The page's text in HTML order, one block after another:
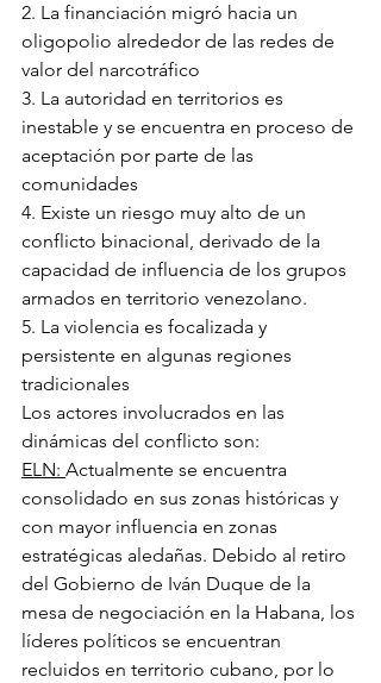
2. La financiación migró hacia un
oligopolio alrededor de las redes de
valor del narcotráfico
3. La autoridad en territorios es
inestable y se encuentra en proceso de
aceptación por parte de las
comunidades
4. Existe un riesgo muy alto de un
conflicto binacional, derivado de la
capacidad de influencia de los grupos
armados en territorio venezolano.
5. La violencia es focalizada y
persistente en algunas regiones
tradicionales
Los actores involucrados en las
dinámicas del conflicto son:
ELN: Actualmente se encuentra
consolidado en sus zonas históricas y
con mayor influencia en zonas
estratégicas aledañas. Debido al retiro
del Gobierno de Iván Duque de la
mesa de negociación en la Habana, los
líderes políticos se encuentran
recluidos en territorio cubano, por lo